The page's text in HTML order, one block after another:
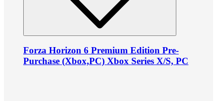
Forza Horizon 6 Premium Edition Pre-
Purchase (Xbox,PC) Xbox Series X/S, PC